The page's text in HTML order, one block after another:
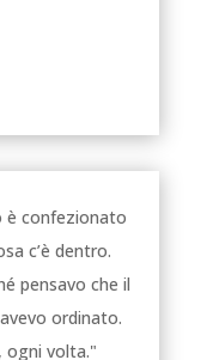
è confezionato
c’è dentro.
pensavo che il
ordinato.
ogni volta."